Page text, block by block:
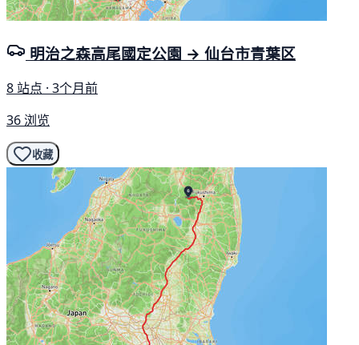
明治之森高尾國定公園 → 仙台市青葉区
8 站点 · 3个月前
36 浏览
收藏